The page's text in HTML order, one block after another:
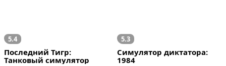
5.4
Последний Тигр:
Танковый симулятор
5.3
Симулятор диктатора:
1984